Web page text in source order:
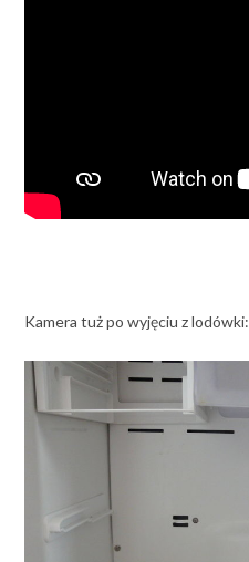
Kamera tuż po wyjęciu z lodówki: